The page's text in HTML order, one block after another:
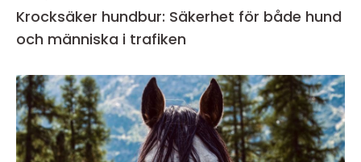
Krocksäker hundbur: Säkerhet för både hund
och människa i trafiken